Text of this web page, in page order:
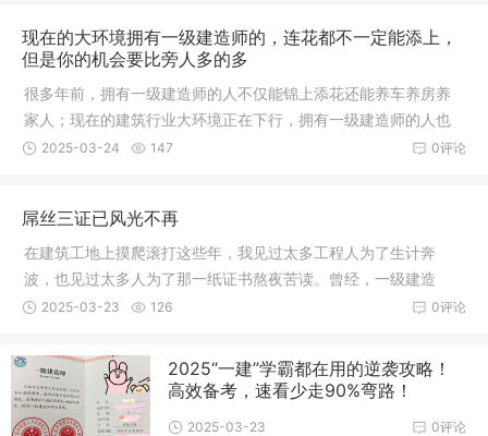
现在的大环境拥有一级建造师的，连花都不一定能添上，
但是你的机会要比旁人多的多
很多年前，拥有一级建造师的人不仅能锦上添花还能养车养房养
家人；现在的建筑行业大环境正在下行，拥有一级建造师的人也
是一片哀
0评论
2025-03-24 147
屌丝三证已风光不再
在建筑工地上摸爬滚打这些年，我见过太多工程人为了生计奔
波，也见过太多人为了那一纸证书熬夜苦读。曾经，一级建造
师、监理工程
0评论
2025-03-23 126
2025“一建”学霸都在用的逆袭攻略！
高效备考，速看少走90%弯路！
0评论
2025-03-23